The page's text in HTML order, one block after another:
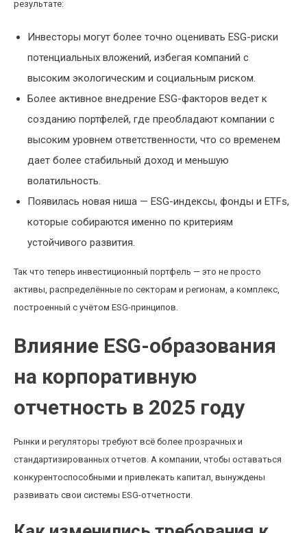
результате:
Инвесторы могут более точно оценивать ESG-риски
потенциальных вложений, избегая компаний с
высоким экологическим и социальным риском.
Более активное внедрение ESG-факторов ведет к
созданию портфелей, где преобладают компании с
высоким уровнем ответственности, что со временем
дает более стабильный доход и меньшую
волатильность.
Появилась новая ниша — ESG-индексы, фонды и ETFs,
которые собираются именно по критериям
устойчивого развития.
Так что теперь инвестиционный портфель — это не просто
активы, распределённые по секторам и регионам, а комплекс,
построенный с учётом ESG-принципов.
Влияние ESG-образования
на корпоративную
отчетность в 2025 году
Рынки и регуляторы требуют всё более прозрачных и
стандартизированных отчетов. А компании, чтобы оставаться
конкурентоспособными и привлекать капитал, вынуждены
развивать свои системы ESG-отчетности.